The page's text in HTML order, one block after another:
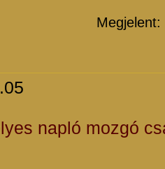
napló mozgó